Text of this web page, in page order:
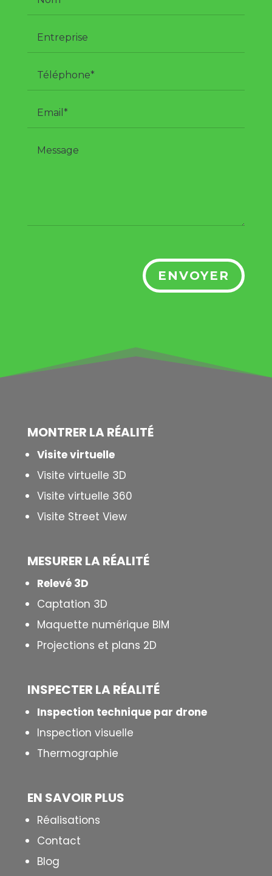
ENVOYER
MONTRER LARÉALITÉ
Visite virtuelle
Visite virtuelle 3D
Visite virtuelle 360
Visite Street View
MESURER LARÉALITÉ
Relevé 3D
Captation 3D
Maquette numérique BIM
Projections et plans 2D
INSPECTER LA RÉALITÉ
Inspection technique par drone
Inspection visuelle
Thermographie
EN SAVOIR PLUS
Réalisations
Contact
Blog